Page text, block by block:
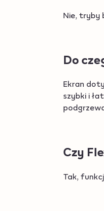
Nie, tryby
Do
Ekran
szybki i
Czy
Tak,